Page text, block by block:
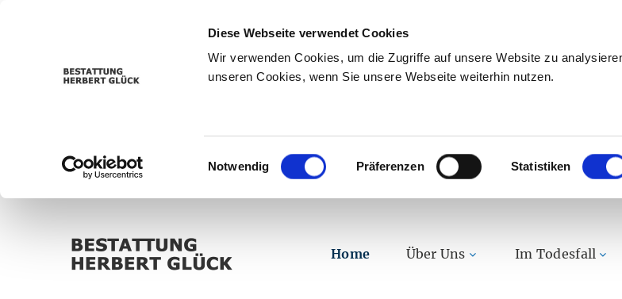
Diese Webseite verwendet Cookies
Wir verwenden Cookies, um die Zugriffe auf unsere Website zu
unseren Cookies, wenn Sie unsere Webseite weiterhin nutzen.
Einwilligungsauswahl
Notwendig Präferenzen Statistiken
Home Über Uns Im Todesfall